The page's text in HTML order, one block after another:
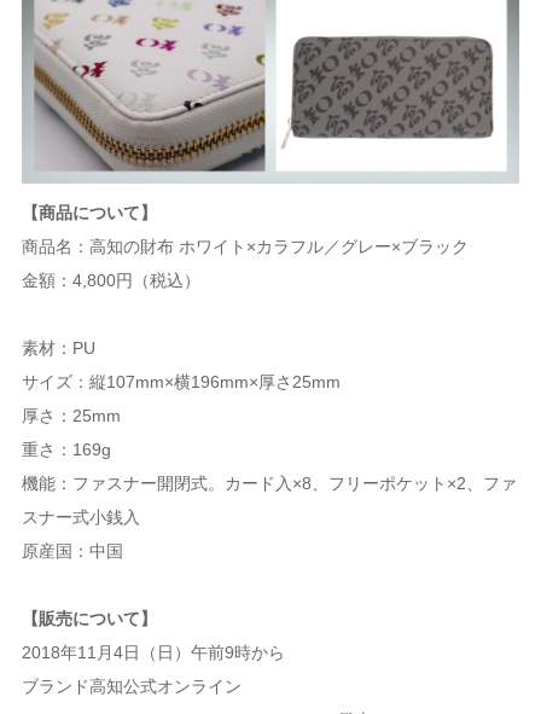
【商品について】
商品名：高知の財布 ホワイト×カラフル／グレー×ブラック
金額：4,800円（税込）
素材：PU
サイズ：縦107mm×横196mm×厚さ25mm
厚さ：25mm
重さ：169g
機能：ファスナー開閉式。カード入×8、フリーポケット×2、ファ
スナー式小銭入
原産国：中国
【販売について】
2018年11月4日（日）午前9時から
ブランド高知公式オンライン